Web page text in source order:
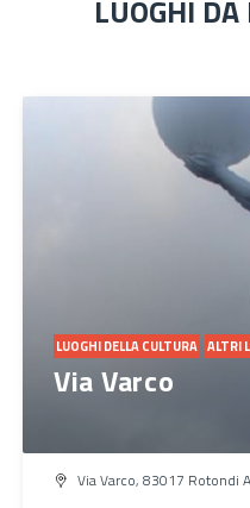
LUOGHI
LUOGHI DELLA CULTURA ALTRI
Via Varco
Via Varco, 83017 Rotondi